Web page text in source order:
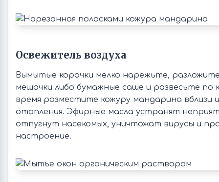
Освежитель воздуха
Вымытые корочки мелко нарежьте,
мешочки либо бумажные саше и развесьте по
время разместите кожуру мандарина вблизи
отопления. Эфирные масла устранят
отпугнут насекомых, уничтожат вирусы и
настроение.